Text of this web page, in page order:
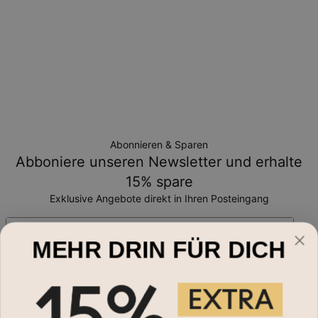
Abonnieren & Sparen
Abboniere unseren Newsletter und erhalte
15% spare
Exklusive Angebote direkt in Ihren Posteingang
Schmuckart
MEHR DRIN FÜR DICH